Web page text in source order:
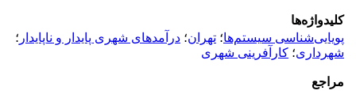
کلیدواژه‌ها
پویایی‌شناسی سیستم‌ها؛ تهران؛ درآمدهای شهری پایدار و ناپایدار ؛
شهرداری؛ کارآفرینی شهری
مراجع